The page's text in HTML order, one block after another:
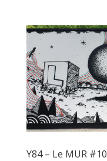
Y84 – Le MUR #10